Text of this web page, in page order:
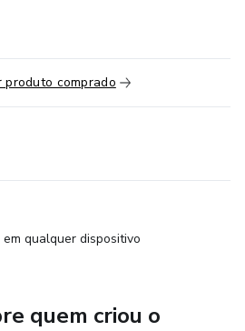
produto comprado
qualquer dispositivo
quem criou o